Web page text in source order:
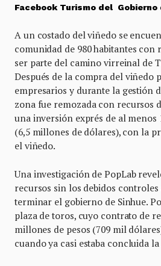
Facebook Turismo del
A un costado del viñedo se
comunidad de 980 habitantes con
ser parte del camino virreinal de
Después de la compra del viñedo
empresarios y durante la gestión
zona fue remozada con recursos
una inversión exprés de al menos
(6,5 millones de dólares), con la
el viñedo.
Una investigación de PopLab
recursos sin los debidos controles
terminar el gobierno de Sinhue.
plaza de toros, cuyo contrato de
millones de pesos (709 mil
cuando ya casi estaba concluida la